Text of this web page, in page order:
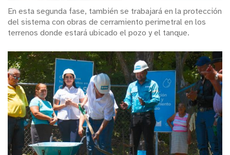
En esta segunda fase, también se trabajará en la protección
del sistema con obras de cerramiento perimetral en los
terrenos donde estará ubicado el pozo y el tanque.